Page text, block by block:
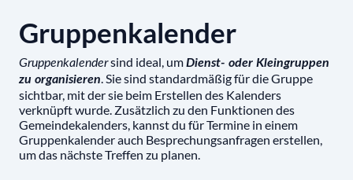
Gruppenkalender
Gruppenkalendersind ideal, umDienst- oder Kleingruppen
zu organisieren. Sie sind standardmäßig für die Gruppe
sichtbar, mit der sie beim Erstellen des Kalenders
verknüpft wurde. Zusätzlich zu den Funktionen des
Gemeindekalenders, kannst du für Termine in einem
Gruppenkalender auch Besprechungsanfragen erstellen,
um das nächste Treffen zu planen.